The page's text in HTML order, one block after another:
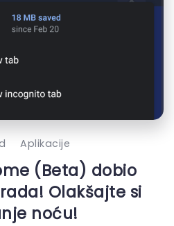
Aplikacije
(Beta) dobio
Olakšajte si
noću!